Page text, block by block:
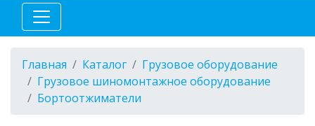
Главная Каталог
Грузовое оборудование
Грузовое шиномонтажное оборудование
Бортоотжиматели